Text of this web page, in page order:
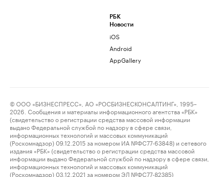
РБК
Новости
iOS
Android
AppGallery
© ООО «БИЗНЕСПРЕСС», АО «РОСБИЗНЕСКОНСАЛТИНГ», 1995–
2026. Сообщения и материалы информационного агентства «РБК»
(свидетельство о регистрации средства массовой информации
выдано Федеральной службой по надзору в сфере связи,
информационных технологий и массовых коммуникаций
(Роскомнадзор) 09.12.2015 за номером ИА №ФС77-63848) и сетевого
издания «РБК» (свидетельство о регистрации средства массовой
информации выдано Федеральной службой по надзору в сфере связи,
информационных технологий и массовых коммуникаций
(Роскомнадзор) 03.12.2021 за номером ЭЛ №ФС77-82385)